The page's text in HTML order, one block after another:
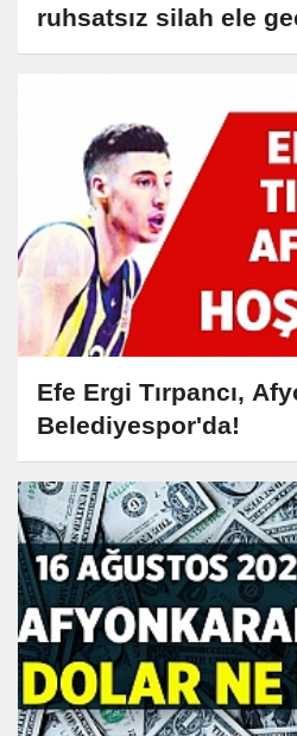
ruhsatsız silah ele
Efe Ergi Tırpancı,
Belediyespor'da!